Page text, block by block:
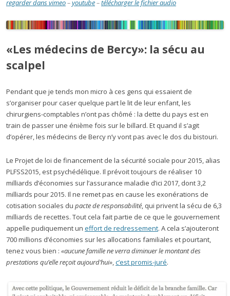
regarder dans vimeo–youtube–télécharger le fichier audio
«Les médecins de Bercy»: la sécu au
scalpel
Pendant que je tends mon micro à ces gens qui essaient de
s’organiser pour caser quelque part le lit de leur enfant, les
chirurgiens-comptables n’ont pas chômé : la dette du pays est en
train de passer une énième fois sur le billard. Et quand il s’agit
d’opérer, les médecins de Bercy n’y vont pas avec le dos du bistouri.
Le Projet de loi de financement de la sécurité sociale pour 2015, alias
PLFSS2015, est psychédélique. Il prévoit toujours de réaliser 10
milliards d’économies sur l’assurance maladie d’ici 2017, dont 3,2
milliards pour 2015. Il ne remet pas en cause les exonérations de
cotisation sociales du pacte de responsabilité, qui privent la sécu de 6,3
milliards de recettes. Tout cela fait partie de ce que le gouvernement
appelle pudiquement un effort de redressement. A cela s’ajouteront
700 millions d’économies sur les allocations familiales et pourtant,
tenez vous bien : «aucune famille ne verra diminuer le montant des
prestations qu’elle reçoit aujourd’hui»,c’est promis-juré.